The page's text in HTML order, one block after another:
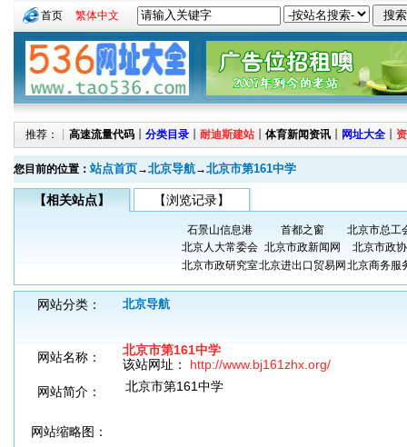
首页 繁体中文
推荐：┊ 高速流量代码 ┊ 分类目录 ┊ 耐迪斯建站 ┊ 体育新闻资讯 ┊ 网址大全 ┊
您目前的位置： 站点首页→北京导航→北京市第161中学
【相关站点】 【浏览记录】
石景山信息港 首都之窗
北京市总工
北京人大常委会 北京市政新闻网
北京市政协
北京市政研究室北京进出口贸易网 北京商务服
网站分类： 北京导航
网站名称：
北京市第161中学
该站网址： http://www.bj161zhx.org/
网站简介：
北京市第161中学
网站缩略图：